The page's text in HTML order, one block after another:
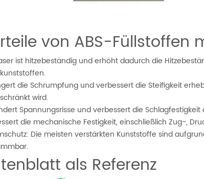
von ABS-Füllstoffen
ist hitzebeständig und erhöht dadurch die
die Schrumpfung und verbessert die Steifigkeit
wird.
Spannungsrisse und verbessert die Schlagfestigkeit
die mechanische Festigkeit, einschließlich Zug-,
Die meisten verstärkten Kunststoffe sind
als Referenz